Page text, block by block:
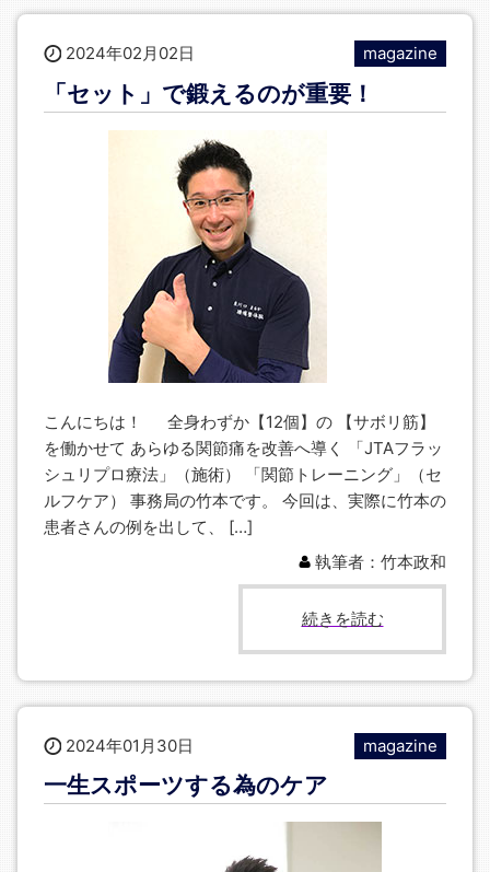
2024年02月02日 magazine
「セット」で鍛えるのが重要！
こんにちは！ 全身わずか【12個】の 【サボリ筋】
を働かせて あらゆる関節痛を改善へ導く 「JTAフラッ
シュリプロ療法」（施術） 「関節トレーニング」（セ
ルフケア） 事務局の竹本です。 今回は、実際に竹本の
患者さんの例を出して、 […]
執筆者：竹本政和
続きを読む
2024年01月30日 magazine
一生スポーツする為のケア